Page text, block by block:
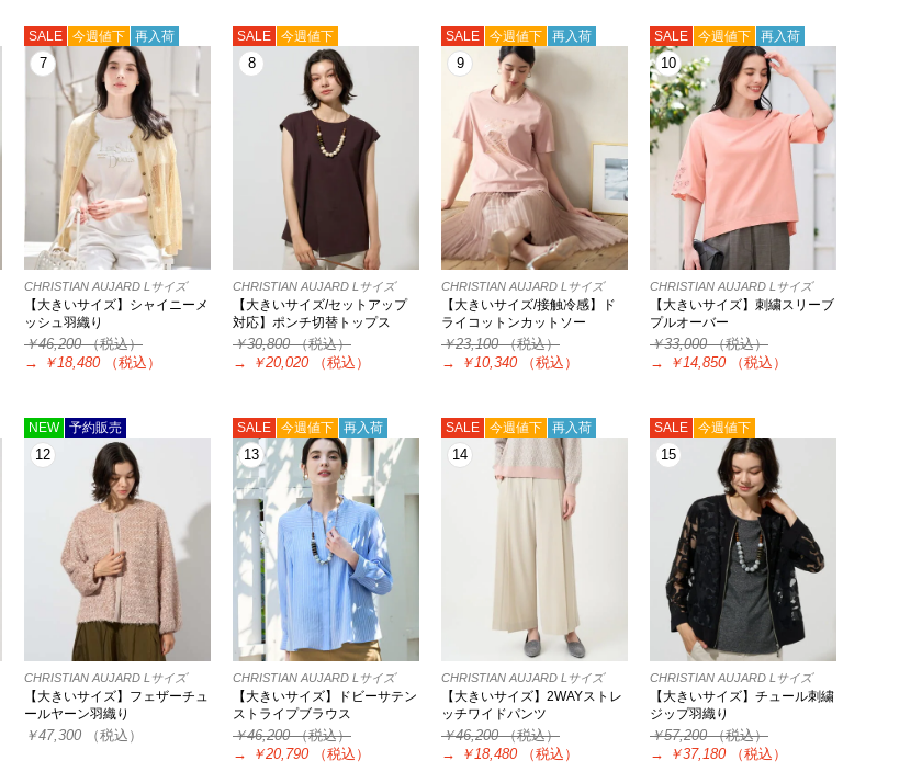
SALE 今週値下 再入荷
7
CHRISTIAN AUJARD Lサイズ
【大きいサイズ】シャイニーメ
ッシュ羽織り
￥46,200（税込）
→
￥18,480 （税込）
SALE 今週値下
8
CHRISTIAN AUJARD Lサイズ
【大きいサイズ/セットアップ
対応】ポンチ切替トップス
￥30,800（税込）
→
￥20,020 （税込）
SALE 今週値下 再入荷
9
CHRISTIAN AUJARD Lサイズ
【大きいサイズ/接触冷感】ド
ライコットンカットソー
￥23,100（税込）
→
￥10,340 （税込）
SALE 今週値下 再入荷
10
CHRISTIAN AUJARD Lサイズ
【大きいサイズ】刺繍スリーブ
プルオーバー
￥33,000（税込）
→
￥14,850 （税込）
NEW 予約販売
12
CHRISTIAN AUJARD Lサイズ
【大きいサイズ】フェザーチュ
ールヤーン羽織り
￥47,300 （税込）
SALE 今週値下 再入荷
13
CHRISTIAN AUJARD Lサイズ
【大きいサイズ】ドビーサテン
ストライプブラウス
￥46,200（税込）
→
￥20,790 （税込）
SALE 今週値下 再入荷
14
CHRISTIAN AUJARD Lサイズ
【大きいサイズ】2WAYストレ
ッチワイドパンツ
￥46,200（税込）
→
￥18,480 （税込）
SALE 今週値下
15
CHRISTIAN AUJARD Lサイズ
【大きいサイズ】チュール刺繍
ジップ羽織り
￥57,200（税込）
→
￥37,180 （税込）